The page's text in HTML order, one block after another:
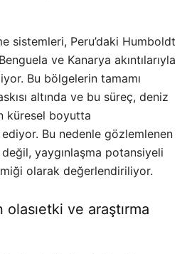
sistemleri, Peru’daki Humboldt
ve Kanarya akıntılarıyla
Bu bölgelerin tamamı
altında ve bu süreç, deniz
küresel boyutta
Bu nedenle gözlemlenen
yaygınlaşma potansiyeli
olarak değerlendiriliyor.
olasıetki ve araştırma